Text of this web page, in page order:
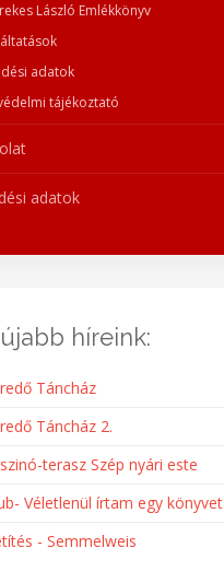
László Emlékkönyv
adatok
tájékoztató
adatok
híreink:
Táncház
Táncház 2.
terasz Szép nyári este
Véletlenül írtam egy könyvet
- Semmelweis